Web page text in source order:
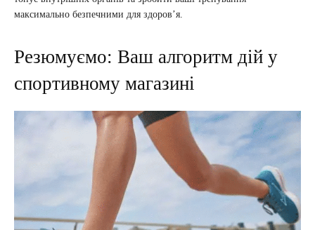
максимально безпечними для здоров’я.
Резюмуємо: Ваш алгоритм дій у
спортивному магазині